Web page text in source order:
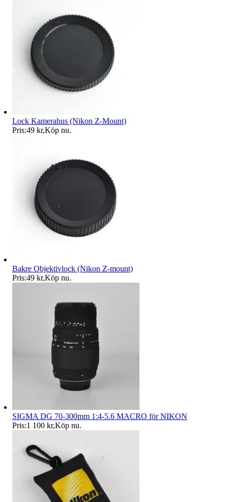
Lock Kamerahus (Nikon Z-Mount)
Pris:49 kr,Köp nu.
Bakre Objektivlock (Nikon Z-mount)
Pris:49 kr,Köp nu.
SIGMA DG 70-300mm 1:4-5.6 MACRO för NIKON
Pris:1 100 kr,Köp nu.